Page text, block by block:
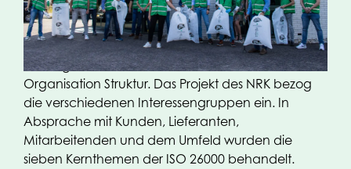
OPACKGROUP haben sich zusammen mit einer
Reihe von Unternehmen aus der Branche diesem
CSR-Projekt angeschlossen. Die Einhaltung der ISO
26000 gibt der CSR-Politik innerhalb der
Organisation Struktur. Das Projekt des NRK bezog
die verschiedenen Interessengruppen ein. In
Absprache mit Kunden, Lieferanten,
Mitarbeitenden und dem Umfeld wurden die
sieben Kernthemen der ISO 26000 behandelt.